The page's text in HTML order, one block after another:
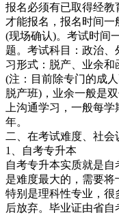
报名必须有已取得经
才能报名，报名时间一
(现场确认)。考试时间
题。考试科目：政治
习形式：脱产、业余
(注：目前除专门的成
脱产班)，业余一般是
上沟通学习，一般每
年。
二、在考试难度、社
1、自考专升本
自考专升本实质就是
是难度最大的，需要将
特别是理科性专业，
后放弃。毕业证由省